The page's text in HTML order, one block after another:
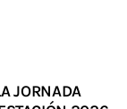
JORNADA